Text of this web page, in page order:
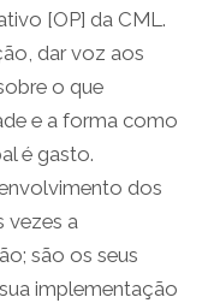
[OP] da CML.
dar voz aos
o que
e a forma como
é gasto.
dos
vezes a
são os seus
implementação